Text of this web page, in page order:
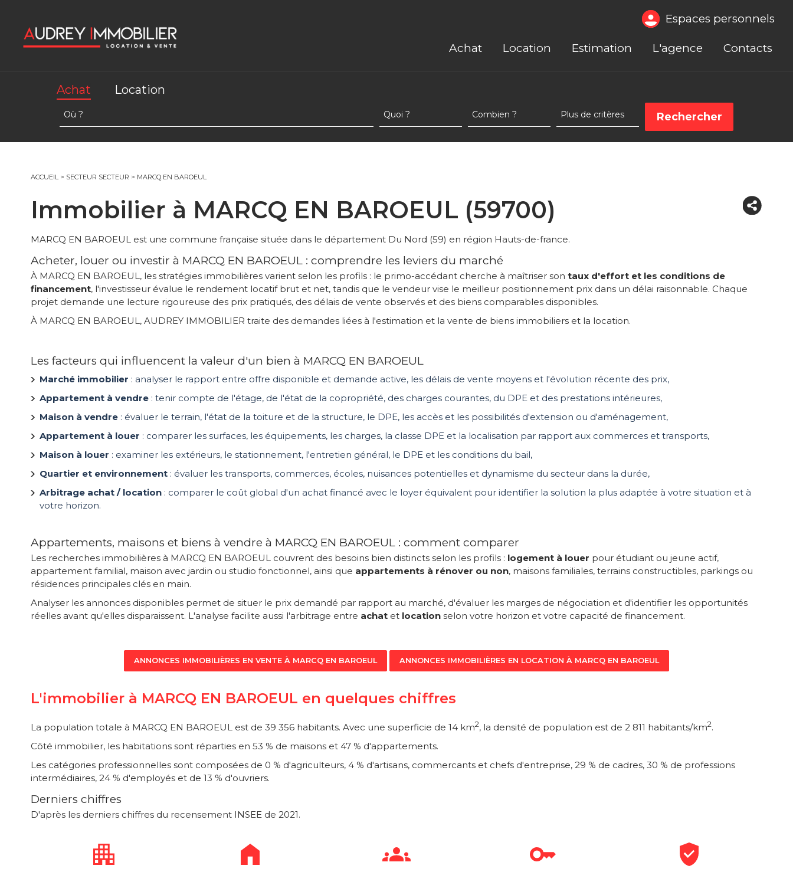
Espaces personnels
Achat Location Estimation L'agence Contacts
Achat Location
ACCUEIL> SECTEUR SECTEUR > MARCQ EN BAROEUL
Immobilier à MARCQ EN BAROEUL (59700)
MARCQ EN BAROEUL est une commune française située dans le département Du Nord (59) en région Hauts-de-france.
Acheter, louer ou investir à MARCQ EN BAROEUL : comprendre les leviers du marché
À MARCQ EN BAROEUL, les stratégies immobilières varient selon les profils : le primo-accédant cherche à maîtriser son taux d'effort et les conditions de
financement, l'investisseur évalue le rendement locatif brut et net, tandis que le vendeur vise le meilleur positionnement prix dans un délai raisonnable. Chaque
projet demande une lecture rigoureuse des prix pratiqués, des délais de vente observés et des biens comparables disponibles.
À MARCQ EN BAROEUL, AUDREY IMMOBILIER traite des demandes liées à l'estimation et la vente de biens immobiliers et la location.
Les facteurs qui influencent la valeur d'un bien à MARCQ EN BAROEUL
Marché immobilier : analyser le rapport entre offre disponible et demande active, les délais de vente moyens et l'évolution récente des prix,
Appartement à vendre : tenir compte de l'étage, de l'état de la copropriété, des charges courantes, du DPE et des prestations intérieures,
Maison à vendre : évaluer le terrain, l'état de la toiture et de la structure, le DPE, les accès et les possibilités d'extension ou d'aménagement,
Appartement à louer : comparer les surfaces, les équipements, les charges, la classe DPE et la localisation par rapport aux commerces et transports,
Maison à louer : examiner les extérieurs, le stationnement, l'entretien général, le DPE et les conditions du bail,
Quartier et environnement : évaluer les transports, commerces, écoles, nuisances potentielles et dynamisme du secteur dans la durée,
Arbitrage achat / location : comparer le coût global d'un achat financé avec le loyer équivalent pour identifier la solution la plus adaptée à votre situation et à
votre horizon.
Appartements, maisons et biens à vendre à MARCQ EN BAROEUL : comment comparer
Les recherches immobilières à MARCQ EN BAROEUL couvrent des besoins bien distincts selon les profils : logement à louer pour étudiant ou jeune actif,
appartement familial, maison avec jardin ou studio fonctionnel, ainsi que appartements à rénover ou non, maisons familiales, terrains constructibles, parkings ou
résidences principales clés en main.
Analyser les annonces disponibles permet de situer le prix demandé par rapport au marché, d'évaluer les marges de négociation et d'identifier les opportunités
réelles avant qu'elles disparaissent. L'analyse facilite aussi l'arbitrage entre achat et location selon votre horizon et votre capacité de financement.
ANNONCES IMMOBILIÈRES EN VENTE À MARCQ EN BAROEUL ANNONCES IMMOBILIÈRES EN LOCATION À MARCQ EN BAROEUL
L'immobilier à MARCQ EN BAROEUL en quelques chiffres
La population totale à MARCQ EN BAROEUL est de 39 356 habitants. Avec une superficie de 14 km2, la densité de population est de 2 811 habitants/km2.
Côté immobilier, les habitations sont réparties en 53 % de maisons et 47 % d'appartements.
Les catégories professionnelles sont composées de 0 % d'agriculteurs, 4 % d'artisans, commercants et chefs d'entreprise, 29 % de cadres, 30 % de professions
intermédiaires, 24 % d'employés et de 13 % d'ouvriers.
Derniers chiffres
D'après les derniers chiffres du recensement INSEE de 2021.